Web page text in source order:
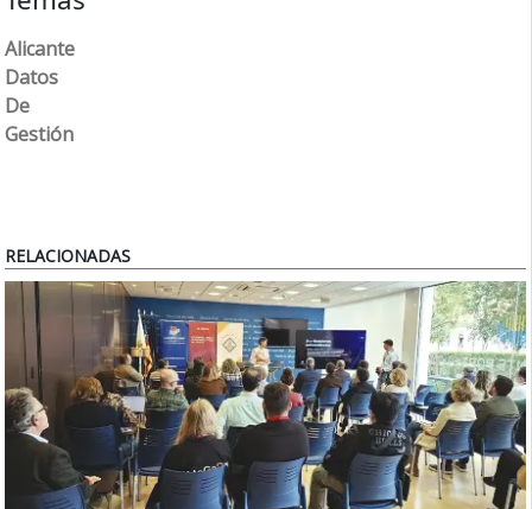
Alicante
Datos
De
Gestión
RELACIONADAS